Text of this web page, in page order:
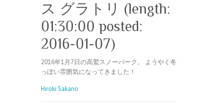
ス グラトリ (length:
01:30:00 posted:
2016-01-07)
2016年1月7日の高鷲スノーパーク。 ようやく冬
っぽい雰囲気になってきました！
Hiroki Sakano